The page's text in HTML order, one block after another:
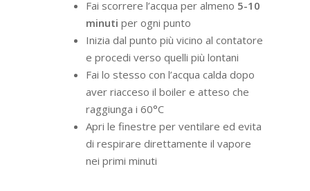
Fai scorrere l’acqua per almeno 5-10
minuti per ogni punto
Inizia dal punto più vicino al contatore
e procedi verso quelli più lontani
Fai lo stesso con l’acqua calda dopo
aver riacceso il boiler e atteso che
raggiunga i 60°C
Apri le finestre per ventilare ed evita
di respirare direttamente il vapore
nei primi minuti